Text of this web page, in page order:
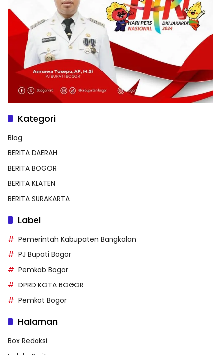
Kategori
Blog
BERITA DAERAH
BERITA BOGOR
BERITA KLATEN
BERITA SURAKARTA
Label
Pemerintah Kabupaten Bangkalan
PJ Bupati Bogor
Pemkab Bogor
DPRD KOTA BOGOR
Pemkot Bogor
Halaman
Box Redaksi